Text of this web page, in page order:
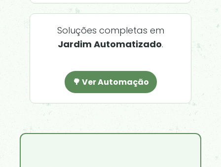
Soluções completas em
Jardim Automatizado.
🌳 Ver Automação